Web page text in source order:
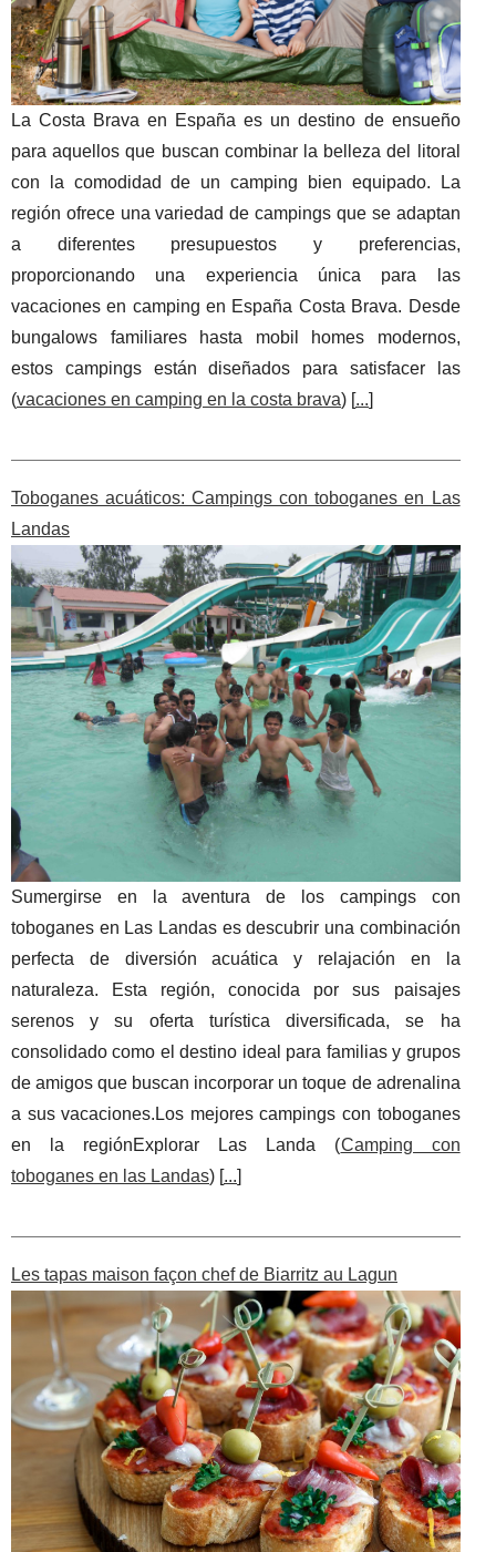
La Costa Brava en España es un destino de ensueño
para aquellos que buscan combinar la belleza del litoral
con la comodidad de un camping bien equipado. La
región ofrece una variedad de campings que se adaptan
a diferentes presupuestos y preferencias,
proporcionando una experiencia única para las
vacaciones en camping en España Costa Brava. Desde
bungalows familiares hasta mobil homes modernos,
estos campings están diseñados para satisfacer las
(vacaciones en camping en la costa brava) [...]
Toboganes acuáticos: Campings con toboganes en Las
Landas
Sumergirse en la aventura de los campings con
toboganes en Las Landas es descubrir una combinación
perfecta de diversión acuática y relajación en la
naturaleza. Esta región, conocida por sus paisajes
serenos y su oferta turística diversificada, se ha
consolidado como el destino ideal para familias y grupos
de amigos que buscan incorporar un toque de adrenalina
a sus vacaciones.Los mejores campings con toboganes
en la regiónExplorar Las Landa (Camping con
toboganes en las Landas) [...]
Les tapas maison façon chef de Biarritz au Lagun